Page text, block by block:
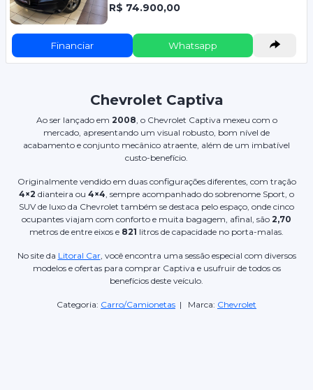
R$ 74.900,00
Financiar Whatsapp
Chevrolet Captiva
Ao ser lançado em 2008 , o Chevrolet Captiva mexeu com o
mercado, apresentando um visual robusto, bom nível de
acabamento e conjunto mecânico atraente, além de um imbatível
custo-benefício.
Originalmente vendido em duas configurações diferentes, com tração
4×2 dianteira ou 4×4 , sempre acompanhado do sobrenome Sport, o
SUV de luxo da Chevrolet também se destaca pelo espaço, onde cinco
ocupantes viajam com conforto e muita bagagem, afinal, são 2,70
metros de entre eixos e 821 litros de capacidade no porta-malas.
No site da Litoral Car, você encontra uma sessão especial com diversos
modelos e ofertas para comprar Captiva e usufruir de todos os
benefícios deste veículo.
Categoria: Carro/Camionetas | Marca: Chevrolet